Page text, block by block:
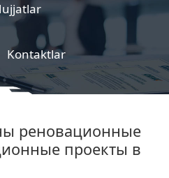
Kontaktlar
реновационные
проекты в